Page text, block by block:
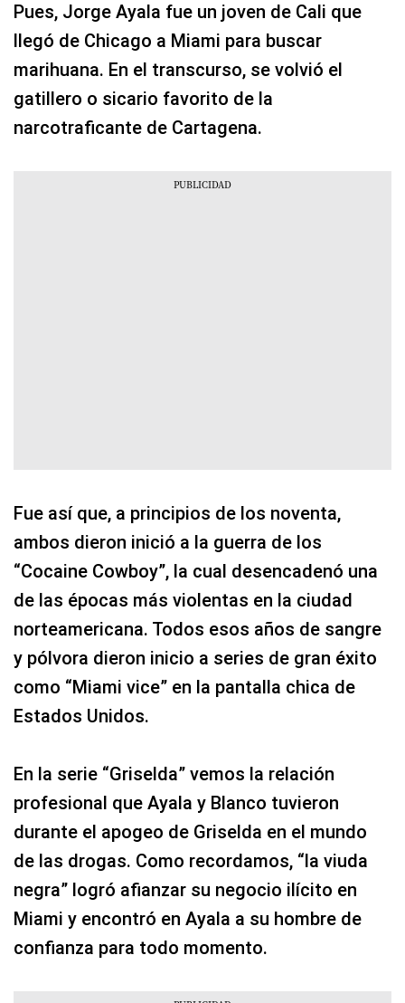
Pues, Jorge Ayala fue un joven de Cali que
llegó de Chicago a Miami para buscar
marihuana. En el transcurso, se volvió el
gatillero o sicario favorito de la
narcotraficante de Cartagena.
Fue así que, a principios de los noventa,
ambos dieron inició a la guerra de los
“Cocaine Cowboy”, la cual desencadenó una
de las épocas más violentas en la ciudad
norteamericana. Todos esos años de sangre
y pólvora dieron inicio a series de gran éxito
como “Miami vice” en la pantalla chica de
Estados Unidos.
En la serie “Griselda” vemos la relación
profesional que Ayala y Blanco tuvieron
durante el apogeo de Griselda en el mundo
de las drogas. Como recordamos, “la viuda
negra” logró afianzar su negocio ilícito en
Miami y encontró en Ayala a su hombre de
confianza para todo momento.